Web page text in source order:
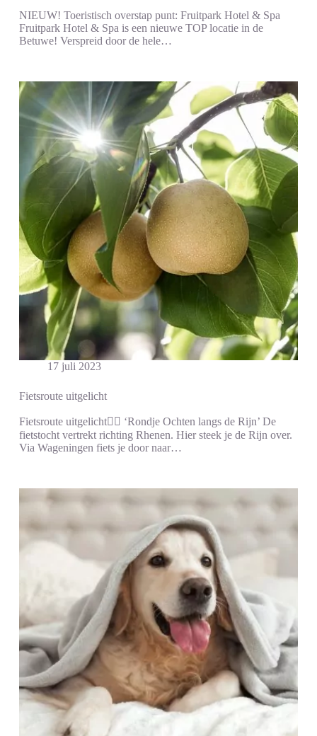
NIEUW! Toeristisch overstap punt: Fruitpark Hotel & Spa
Fruitpark Hotel & Spa is een nieuwe TOP locatie in de
Betuwe! Verspreid door de hele…
17 juli 2023
Fietsroute uitgelicht
Fietsroute uitgelicht🚵‍♀️ ‘Rondje Ochten langs de Rijn’ De
fietstocht vertrekt richting Rhenen. Hier steek je de Rijn over.
Via Wageningen fiets je door naar…